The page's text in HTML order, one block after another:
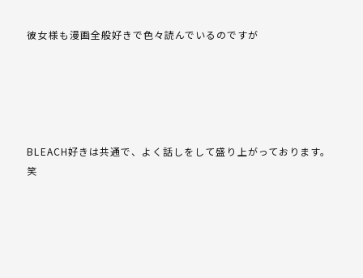
彼女様も漫画全般好きで色々読んでいるのですが
BLEACH好きは共通で、よく話しをして盛り上がっております。
笑